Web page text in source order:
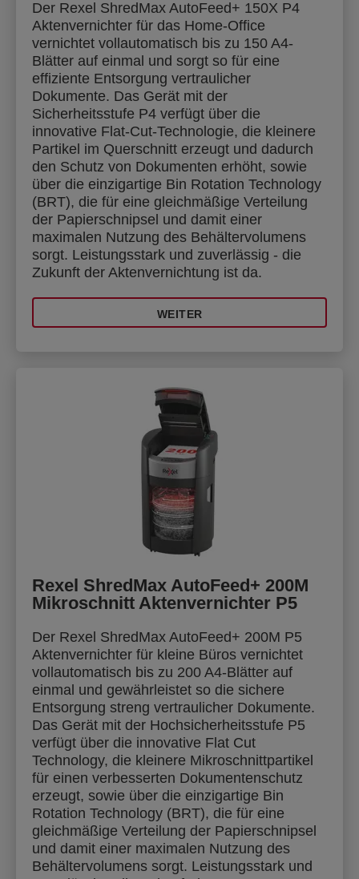
Der Rexel ShredMax AutoFeed+ 150X P4
Aktenvernichter für das Home-Office
vernichtet vollautomatisch bis zu 150 A4-
Blätter auf einmal und sorgt so für eine
effiziente Entsorgung vertraulicher
Dokumente. Das Gerät mit der
Sicherheitsstufe P4 verfügt über die
innovative Flat-Cut-Technologie, die kleinere
Partikel im Querschnitt erzeugt und dadurch
den Schutz von Dokumenten erhöht, sowie
über die einzigartige Bin Rotation Technology
(BRT), die für eine gleichmäßige Verteilung
der Papierschnipsel und damit einer
maximalen Nutzung des Behältervolumens
sorgt. Leistungsstark und zuverlässig - die
Zukunft der Aktenvernichtung ist da.
WEITER
Rexel ShredMax AutoFeed+ 200M
Mikroschnitt Aktenvernichter P5
Der Rexel ShredMax AutoFeed+ 200M P5
Aktenvernichter für kleine Büros vernichtet
vollautomatisch bis zu 200 A4-Blätter auf
einmal und gewährleistet so die sichere
Entsorgung streng vertraulicher Dokumente.
Das Gerät mit der Hochsicherheitsstufe P5
verfügt über die innovative Flat Cut
Technology, die kleinere Mikroschnittpartikel
für einen verbesserten Dokumentenschutz
erzeugt, sowie über die einzigartige Bin
Rotation Technology (BRT), die für eine
gleichmäßige Verteilung der Papierschnipsel
und damit einer maximalen Nutzung des
Behältervolumens sorgt. Leistungsstark und